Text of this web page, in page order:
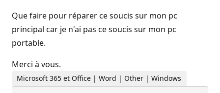
Que faire pour réparer ce soucis sur mon pc
principal car je n'ai pas ce soucis sur mon pc
portable.
Merci à vous.
Microsoft 365 et Office | Word | Other | Windows